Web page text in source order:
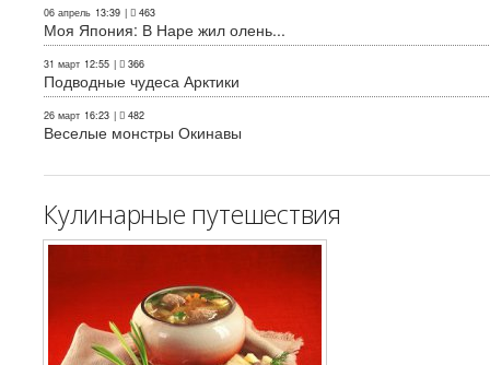
06 апрель 13:39 | 463
Моя Япония: В Наре жил олень...
31 март 12:55 | 366
Подводные чудеса Арктики
26 март 16:23 | 482
Веселые монстры Окинавы
Кулинарные путешествия